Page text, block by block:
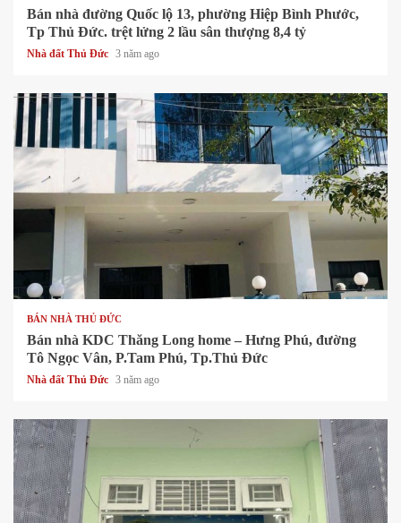
Bán nhà đường Quốc lộ 13, phường Hiệp Bình Phước,
Tp Thủ Đức. trệt lửng 2 lầu sân thượng 8,4 tỷ
Nhà đất Thủ Đức 3 năm ago
1 min read
BÁN NHÀ THỦ ĐỨC
Bán nhà KDC Thăng Long home – Hưng Phú, đường
Tô Ngọc Vân, P.Tam Phú, Tp.Thủ Đức
Nhà đất Thủ Đức 3 năm ago